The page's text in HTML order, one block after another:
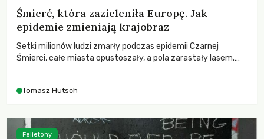
Śmierć, która zazieleniła Europę. Jak
epidemie zmieniają krajobraz
Setki milionów ludzi zmarły podczas epidemii Czarnej
Śmierci, całe miasta opustoszały, a pola zarastały lasem.
największych katastrof w swoich dziejach.
Tomasz Hutsch
Felietony